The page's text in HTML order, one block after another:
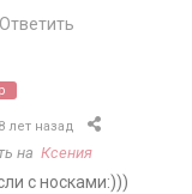
Ответить
8 лет назад
на Ксения
с носками:)))